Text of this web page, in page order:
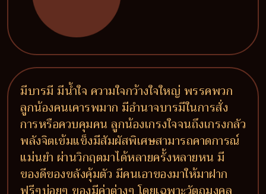
มีบารมี มีน้ำใจ ความใจกว้างใจใหญ่ พรรคพวก
ลูกน้องคนเคารพมาก มีอำนาจบารมีในการสั่ง
การหรือควบคุมคน ลูกน้องเกรงใจจนถึงเกรงกลัว
พลังจิตเข้มแข็งมีสัมผัสพิเศษสามารถคาดการณ์
แม่นยำ ผ่านวิกฤตมาได้หลายครั้งหลายหน มี
ของดีของขลังคุ้มตัว มีคนเอาของมาให้มาฝาก